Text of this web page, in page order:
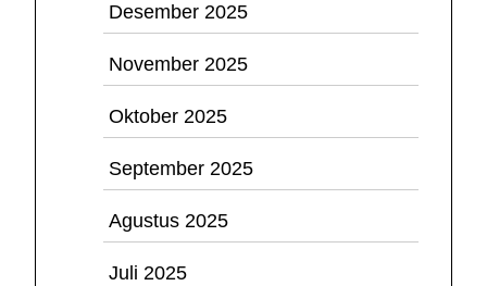
Desember 2025
November 2025
Oktober 2025
September 2025
Agustus 2025
Juli 2025